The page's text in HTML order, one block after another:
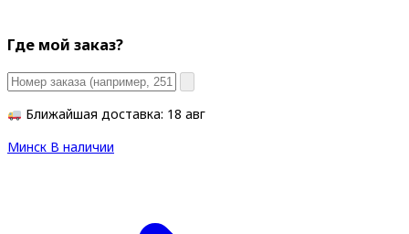
Где мой заказ?
Ближайшая доставка: 18 авг
Минск В наличии